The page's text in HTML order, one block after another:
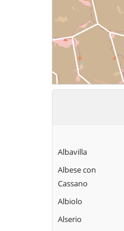
Albavilla
Albese con
Cassano
Albiolo
Alserio